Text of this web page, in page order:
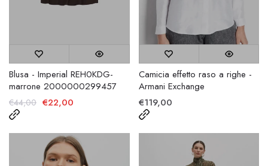
Blusa - Imperial REH0KDG-
marrone 2000000299457
€44,00 €22,00
Camicia effetto raso a righe -
Armani Exchange
€119,00